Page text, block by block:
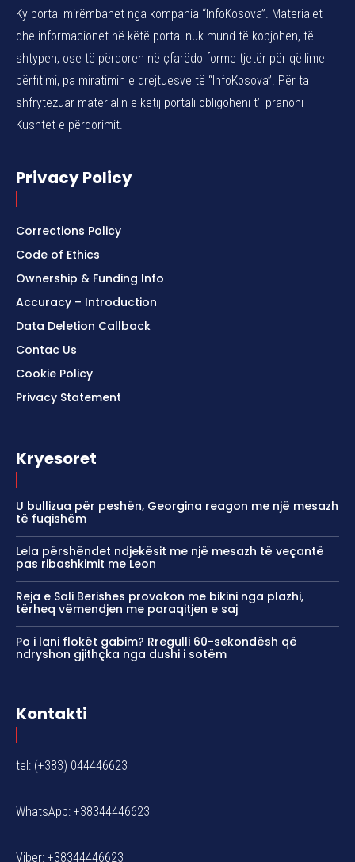
Ky portal mirëmbahet nga kompania “InfoKosova”. Materialet
dhe informacionet në këtë portal nuk mund të kopjohen, të
shtypen, ose të përdoren në çfarëdo forme tjetër për qëllime
përfitimi, pa miratimin e drejtuesve të “InfoKosova”. Për ta
shfrytëzuar materialin e këtij portali obligoheni t’i pranoni
Kushtet e përdorimit.
Privacy Policy
Corrections Policy
Code of Ethics
Ownership & Funding Info
Accuracy – Introduction
Data Deletion Callback
Contac Us
Cookie Policy
Privacy Statement
Kryesoret
U bullizua për peshën, Georgina reagon me një mesazh
të fuqishëm
Lela përshëndet ndjekësit me një mesazh të veçantë
pas ribashkimit me Leon
Reja e Sali Berishes provokon me bikini nga plazhi,
tërheq vëmendjen me paraqitjen e saj
Po i lani flokët gabim? Rregulli 60-sekondësh që
ndryshon gjithçka nga dushi i sotëm
Kontakti
tel: (+383) 044446623
WhatsApp: +38344446623
Viber: +38344446623